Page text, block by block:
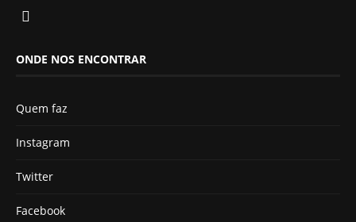
ONDE NOS ENCONTRAR
Quem faz
Instagram
Twitter
Facebook